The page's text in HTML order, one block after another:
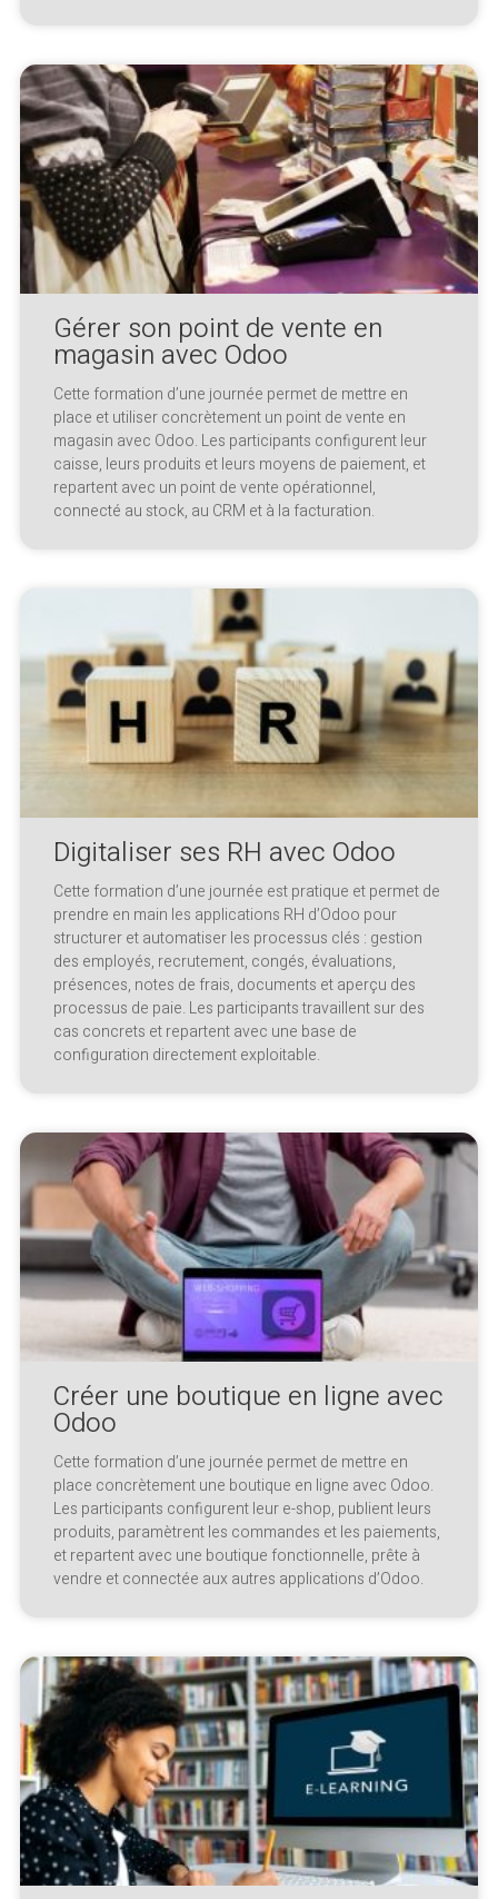
Gérer son point de vente en
magasin avec Odoo
Cette formation d’une journée permet de mettre en
place et utiliser concrètement un point de vente en
magasin avec Odoo. Les participants configurent leur
caisse, leurs produits et leurs moyens de paiement, et
repartent avec un point de vente opérationnel,
connecté au stock, au CRM et à la facturation.
Digitaliser ses RH avec Odoo
Cette formation d’une journée est pratique et permet de
prendre en main les applications RH d’Odoo pour
structurer et automatiser les processus clés : gestion
des employés, recrutement, congés, évaluations,
présences, notes de frais, documents et aperçu des
processus de paie. Les participants travaillent sur des
cas concrets et repartent avec une base de
configuration directement exploitable.
Créer une boutique en ligne avec
Odoo
Cette formation d’une journée permet de mettre en
place concrètement une boutique en ligne avec Odoo.
Les participants configurent leur e-shop, publient leurs
produits, paramètrent les commandes et les paiements,
et repartent avec une boutique fonctionnelle, prête à
vendre et connectée aux autres applications d’Odoo.